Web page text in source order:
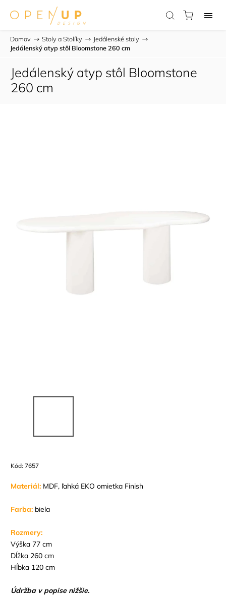
Domov / Stoly a Stolíky / Jedálenské stoly /
Jedálenský atyp stôl Bloomstone 260 cm
Jedálenský atyp stôl Bloomstone
260 cm
Kód: 7657
Materiál: MDF, ľahká EKO omietka Finish
Farba: biela
Rozmery:
Výška 77 cm
Dĺžka 260 cm
Hĺbka 120 cm
Údržba v popise nižšie.